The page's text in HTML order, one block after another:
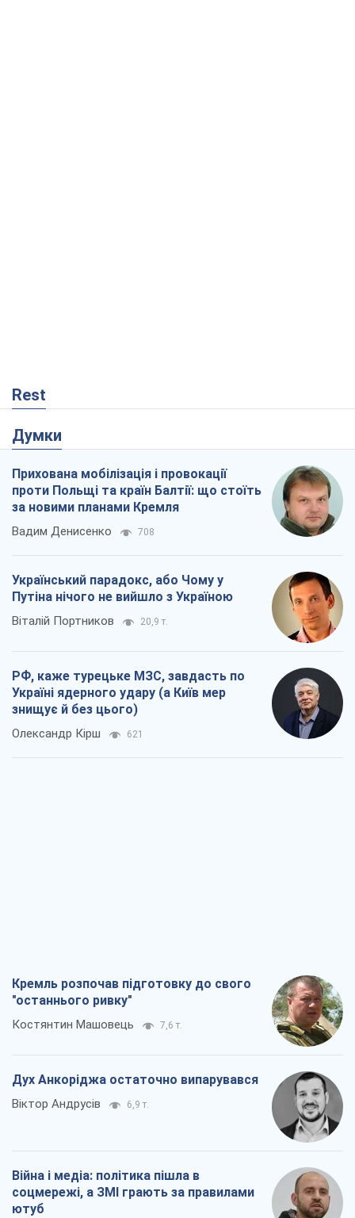
Rest
Думки
Прихована мобілізація і провокації
проти Польщі та країн Балтії: що стоїть
за новими планами Кремля
Вадим Денисенко 708
Український парадокс, або Чому у
Путіна нічого не вийшло з Україною
Віталій Портников 20,9 т.
РФ, каже турецьке МЗС, завдасть по
Україні ядерного удару (а Київ мер
знищує й без цього)
Олександр Кірш 621
Кремль розпочав підготовку до свого
"останнього ривку"
Костянтин Машовець 7,6 т.
Дух Анкоріджа остаточно випарувався
Віктор Андрусів 6,9 т.
Війна і медіа: політика пішла в
соцмережі, а ЗМІ грають за правилами
ютуб